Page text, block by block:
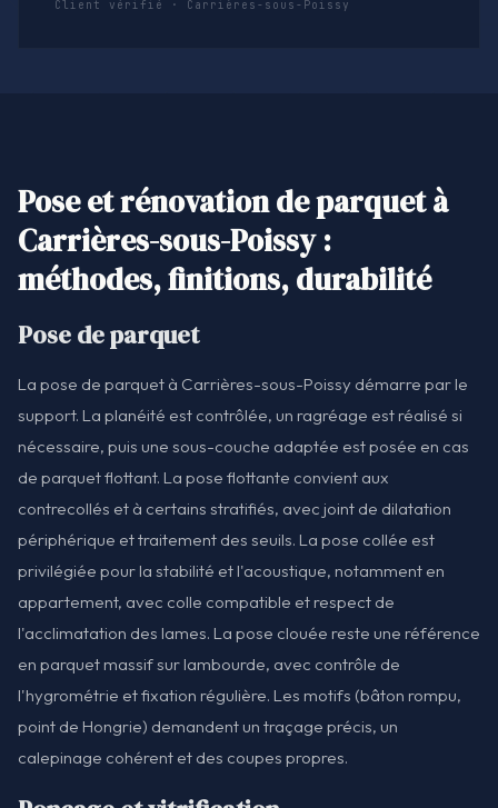
Client vérifié · Carrières-sous-Poissy
Pose et rénovation de parquet à
Carrières-sous-Poissy :
méthodes, finitions, durabilité
Pose de parquet
La pose de parquet à Carrières-sous-Poissy démarre par le
support. La planéité est contrôlée, un ragréage est réalisé si
nécessaire, puis une sous-couche adaptée est posée en cas
de parquet flottant. La pose flottante convient aux
contrecollés et à certains stratifiés, avec joint de dilatation
périphérique et traitement des seuils. La pose collée est
privilégiée pour la stabilité et l'acoustique, notamment en
appartement, avec colle compatible et respect de
l'acclimatation des lames. La pose clouée reste une référence
en parquet massif sur lambourde, avec contrôle de
l'hygrométrie et fixation régulière. Les motifs (bâton rompu,
point de Hongrie) demandent un traçage précis, un
calepinage cohérent et des coupes propres.